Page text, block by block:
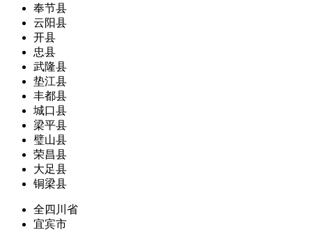
奉节县
云阳县
开县
忠县
武隆县
垫江县
丰都县
城口县
梁平县
璧山县
荣昌县
大足县
铜梁县
全四川省
宜宾市